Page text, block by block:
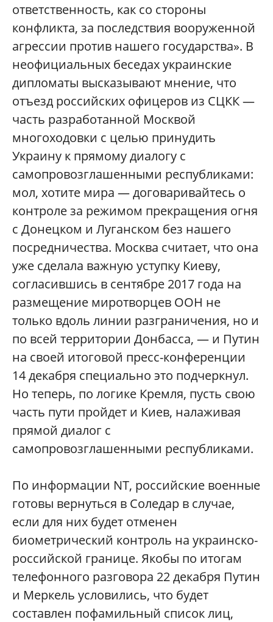
ответственность, как со стороны
конфликта, за последствия вооруженной
агрессии против нашего государства». В
неофициальных беседах украинские
дипломаты высказывают мнение, что
отъезд российских офицеров из СЦКК —
часть разработанной Москвой
многоходовки с целью принудить
Украину к прямому диалогу с
самопровозглашенными республиками:
мол, хотите мира — договаривайтесь о
контроле за режимом прекращения огня
с Донецком и Луганском без нашего
посредничества. Москва считает, что она
уже сделала важную уступку Киеву,
согласившись в сентябре 2017 года на
размещение миротворцев ООН не
только вдоль линии разграничения, но и
по всей территории Донбасса, — и Путин
на своей итоговой пресс-конференции
14 декабря специально это подчеркнул.
Но теперь, по логике Кремля, пусть свою
часть пути пройдет и Киев, налаживая
прямой диалог с
самопровозглашенными республиками.
По информации NT, российские военные
готовы вернуться в Соледар в случае,
если для них будет отменен
биометрический контроль на украинско-
российской границе. Якобы по итогам
телефонного разговора 22 декабря Путин
и Меркель условились, что будет
составлен пофамильный список лиц,